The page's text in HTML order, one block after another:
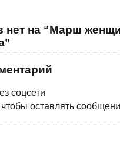
нет на “Марш
соцсети
чтобы оставлять